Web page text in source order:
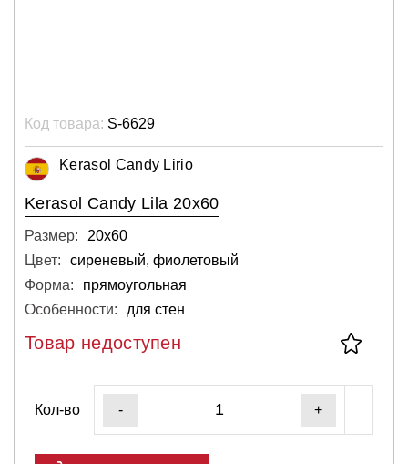
Код товара: S-6629
Kerasol Candy Lirio
Kerasol Candy Lila 20x60
Размер:
20х60
Цвет:
сиреневый, фиолетовый
Форма:
прямоугольная
Особенности:
для стен
Товар недоступен
Кол-во - +